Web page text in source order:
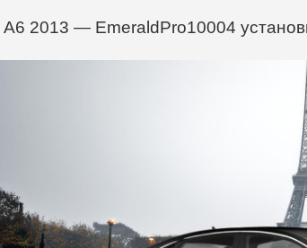
2013 — EmeraldPro10004